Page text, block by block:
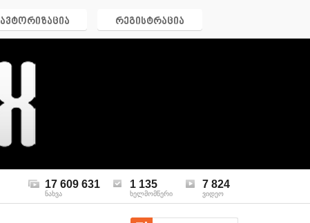
ავტორიზაცია რეგისტრაცია
17 609 631
ნახვა
1 135
ხელმომწერი
7 824
ვიდეო